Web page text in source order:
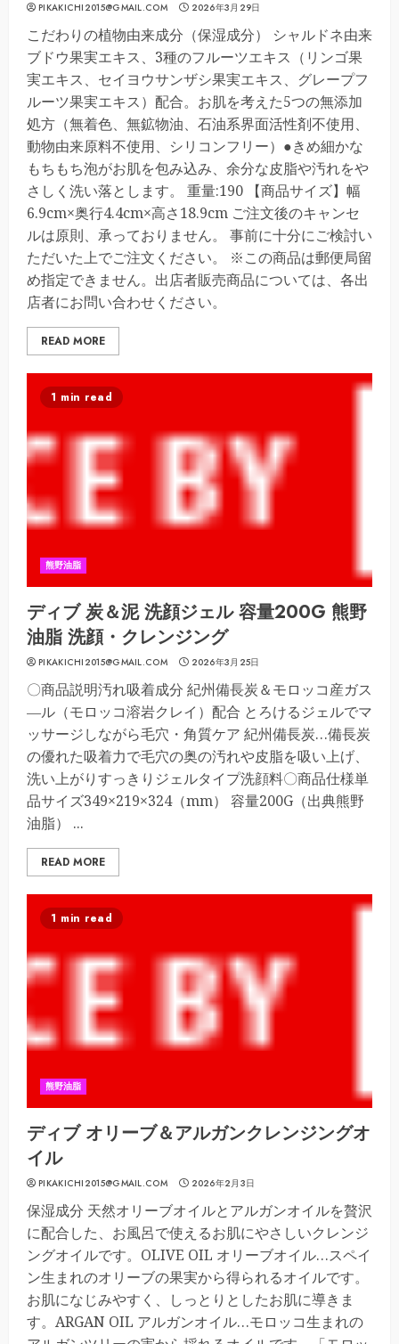
PIKAKICHI2015@GMAIL.COM 2026年3月29日
こだわりの植物由来成分（保湿成分） シャルドネ由来
ブドウ果実エキス、3種のフルーツエキス（リンゴ果
実エキス、セイヨウサンザシ果実エキス、グレープフ
ルーツ果実エキス）配合。お肌を考えた5つの無添加
処方（無着色、無鉱物油、石油系界面活性剤不使用、
動物由来原料不使用、シリコンフリー）●きめ細かな
もちもち泡がお肌を包み込み、余分な皮脂や汚れをや
さしく洗い落とします。 重量:190 【商品サイズ】幅
6.9cm×奥行4.4cm×高さ18.9cm ご注文後のキャンセ
ルは原則、承っておりません。 事前に十分にご検討い
ただいた上でご注文ください。 ※この商品は郵便局留
め指定できません。出店者販売商品については、各出
店者にお問い合わせください。
READ MORE
1 min read
熊野油脂
ディブ 炭＆泥 洗顔ジェル 容量200G 熊野
油脂 洗顔・クレンジング
PIKAKICHI2015@GMAIL.COM 2026年3月25日
〇商品説明汚れ吸着成分 紀州備長炭＆モロッコ産ガス
―ル（モロッコ溶岩クレイ）配合 とろけるジェルでマ
ッサージしながら毛穴・角質ケア 紀州備長炭…備長炭
の優れた吸着力で毛穴の奥の汚れや皮脂を吸い上げ、
洗い上がりすっきりジェルタイプ洗顔料〇商品仕様単
品サイズ349×219×324（mm） 容量200G（出典熊野
油脂） ...
READ MORE
1 min read
熊野油脂
ディブ オリーブ＆アルガンクレンジングオ
イル
PIKAKICHI2015@GMAIL.COM 2026年2月3日
保湿成分 天然オリーブオイルとアルガンオイルを贅沢
に配合した、お風呂で使えるお肌にやさしいクレンジ
ングオイルです。OLIVE OIL オリーブオイル…スペイ
ン生まれのオリーブの果実から得られるオイルです。
お肌になじみやすく、しっとりとしたお肌に導きま
す。ARGAN OIL アルガンオイル…モロッコ生まれの